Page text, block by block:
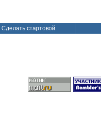
Сделать стартовой